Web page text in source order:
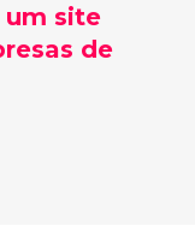
um site
de